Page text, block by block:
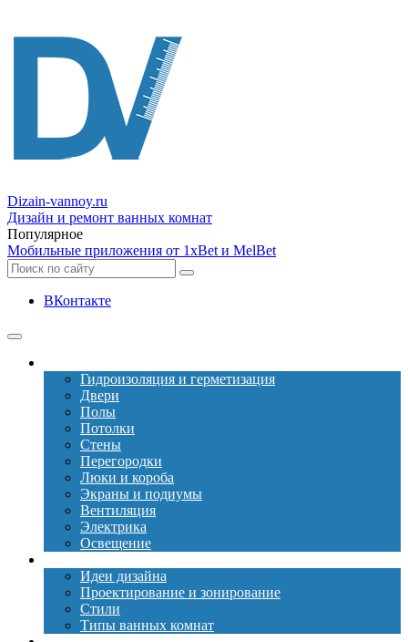
Dizain-vannoy.ru
Дизайн и ремонт ванных комнат
Популярное
Мобильные приложения от 1xBet и MelBet
ВКонтакте
Гидроизоляция и герметизация
Двери
Полы
Потолки
Стены
Перегородки
Люки и короба
Экраны и подиумы
Вентиляция
Электрика
Освещение
Идеи дизайна
Проектирование и зонирование
Стили
Типы ванных комнат